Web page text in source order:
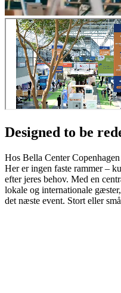
Designed to be
Hos Bella Center
Her er ingen faste rammer –
efter jeres behov. Med en
lokale og internationale
det næste event. Stort eller